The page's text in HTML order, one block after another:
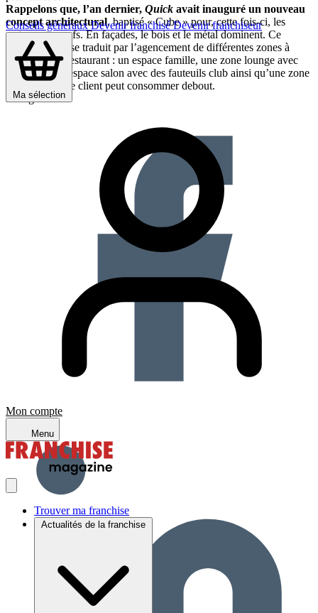
Conseils générauxDevenir franchiséDevenir franchiseur
Ma sélection
Mon compte
Menu
Trouver ma franchise
Actualités de la franchise
Rappelons que, l’an dernier, Quick avait inauguré un nouveau
concept architectural, baptisé « Cube » pour, cette fois-ci, les
restaurants neufs. En façades, le bois et le métal dominent. Ce
nouveau style se traduit par l’agencement de différentes zones à
l’intérieur du restaurant : un espace famille, une zone lounge avec
des poufs, un espace salon avec des fauteuils club ainsi qu’une zone
« rapide » où le client peut consommer debout.
Partager sur :